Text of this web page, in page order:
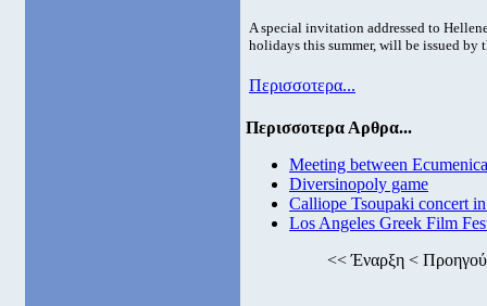
A special invitation addressed to
holidays this summer, will be issued
Περισσοτερα...
Περισσοτερα Αρθρα...
Meeting between
Diversinopoly game
Calliope Tsoupaki concert
Los Angeles Greek Film
<<Έναρξη<